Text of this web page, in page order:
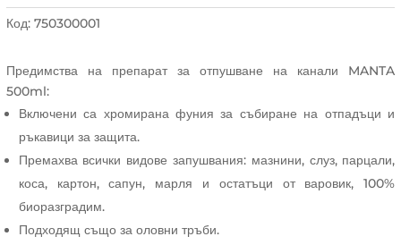
отпушване
MANTA
Код: 750300001
Предимства на препарат за отпушване на канали MANTA
500ml:
Включени са хромирана фуния за събиране на отпадъци и
ръкавици за защита.
Премахва всички видове запушвания: мазнини, слуз, парцали,
коса, картон, сапун, марля и остатъци от варовик, 100%
биоразградим.
Подходящ също за оловни тръби.